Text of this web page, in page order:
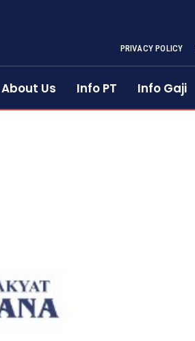
PRIVACY POLICY
About Us Info PT Info Gaji